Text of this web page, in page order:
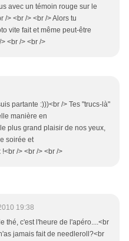
avec un témoin rouge sur le
/> <br /> <br /> Alors tu
vite fait et même peut-être
<br /> <br />
partante :)))<br /> Tes "trucs-là"
manière en
plus grand plaisir de nos yeux,
soirée et
/> <br /> <br />
19:38
thé, c'est l'heure de l'apéro....<br
jamais fait de needleroll?<br